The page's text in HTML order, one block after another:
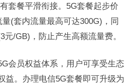
套餐平滑衔接。5G套餐起步价
(套内流量最高可达300G)，同
元/GB)，防止产生高额流量费。
会员权益体系，用户可享受生态
益。办理电信5G套餐即可升级为